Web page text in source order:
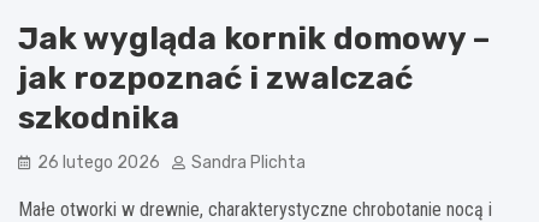
Jak wygląda kornik domowy –
jak rozpoznać i zwalczać
szkodnika
26 lutego 2026 Sandra Plichta
Małe otworki w drewnie, charakterystyczne chrobotanie nocą i